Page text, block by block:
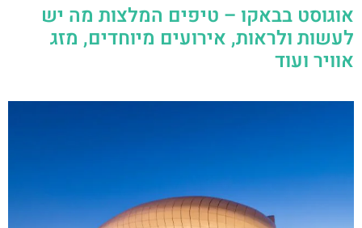
אוגוסט בבאקו – טיפים המלצות מה יש
לעשות ולראות, אירועים מיוחדים, מזג
אוויר ועוד